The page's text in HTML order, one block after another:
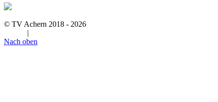
© TV Achern 2018 - 2026
|
Nach oben